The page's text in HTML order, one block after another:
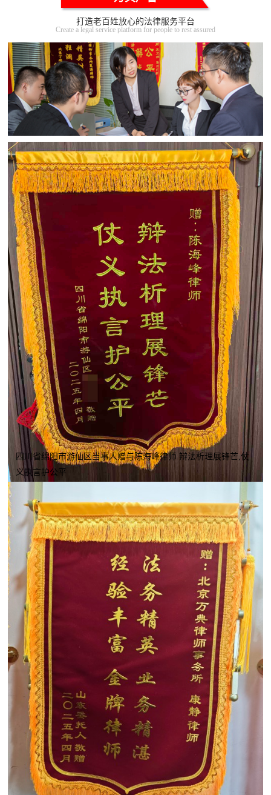
打造老百姓放心的法律服务平台
Create a legal service platform for people to rest assured
四川省绵阳市游仙区当事人赠与陈海峰律师 辩法析理展锋芒,仗
义执言护公平